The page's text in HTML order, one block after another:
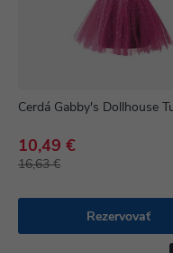
Cerdá Gabby's Dollhouse
16,63 €
10,49 €
Rezervovať